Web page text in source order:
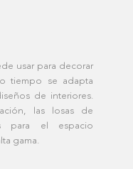
usar para decorar
tiempo se adapta
de interiores.
las losas de
para el espacio
gama.